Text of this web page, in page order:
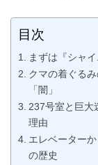
目次
まずは『シャ
クマの着ぐる
「闇」
237号室と巨大
理由
エレベーター
の歴史